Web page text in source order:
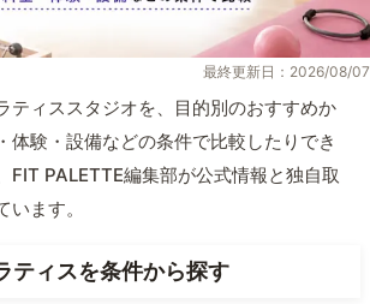
最終更新日：2026/08/07
ティススタジオを、目的別のおすすめか
体験・設備などの条件で比較したりでき
FIT PALETTE編集部が公式情報と独自取
ます。
ティスを条件から探す